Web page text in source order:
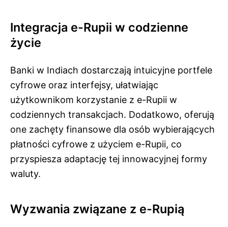
Integracja e-Rupii w codzienne
życie
Banki w Indiach dostarczają intuicyjne portfele
cyfrowe oraz interfejsy, ułatwiając
użytkownikom korzystanie z e-Rupii w
codziennych transakcjach. Dodatkowo, oferują
one zachęty finansowe dla osób wybierających
płatności cyfrowe z użyciem e-Rupii, co
przyspiesza adaptację tej innowacyjnej formy
waluty.
Wyzwania związane z e-Rupią